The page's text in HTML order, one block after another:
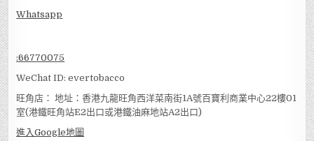
Whatsapp
:66770075
WeChat ID: evertobacco
旺角店： 地址：香港九龍旺角西洋菜南街1A號百寶利商業中心22樓01
室(港鐵旺角站E2出口或港鐵油麻地站A2出口)
進入Google地圖